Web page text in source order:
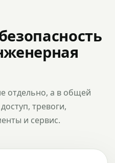
отдельно, а в общей
тревоги,
и сервис.